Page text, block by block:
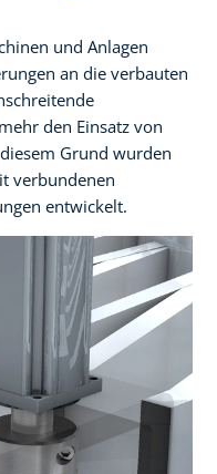
und Anlagen
an die verbauten
den Einsatz von
Grund wurden
verbundenen
entwickelt.